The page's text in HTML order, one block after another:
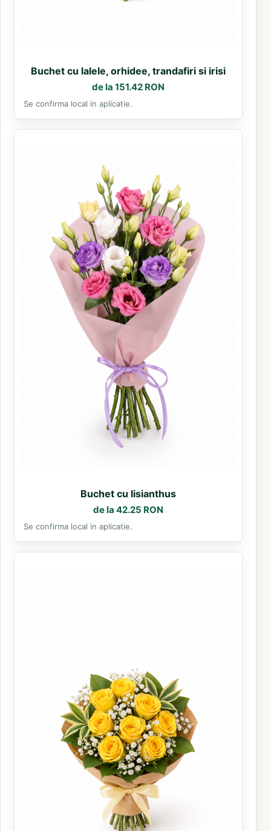
Buchet cu lalele, orhidee, trandafiri si irisi
de la 151.42 RON
Se confirma local in aplicatie.
Buchet cu lisianthus
de la 42.25 RON
Se confirma local in aplicatie.